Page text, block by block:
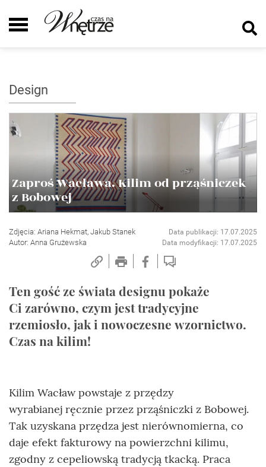
Design
Zaproś Wacława. Kilim od prząśniczek
z Bobowej
Zdjęcia: Ariana Hekmat, Jakub Stanek
Autor: Anna Grużewska
Data publikacji: 17.07.2025
Data modyfikacji: 17.07.2025
Ten gość ze świata designu pokaże
Ci zarówno, czym jest tradycyjne
rzemiosło, jak i nowoczesne wzornictwo.
Czas na kilim!
Kilim Wacław powstaje z przędzy
wyrabianej ręcznie przez prząśniczki z Bobowej.
Tak uzyskana przędza jest nierównomierna, co
daje efekt fakturowy na powierzchni kilimu,
zgodny z cepeliowską tradycją tkacką. Praca